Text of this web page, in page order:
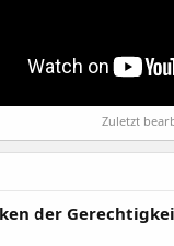
Zuletzt
der